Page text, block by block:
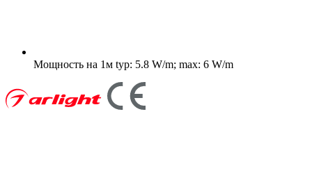
Мощность на 1м typ: 5.8 W/m; max: 6 W/m